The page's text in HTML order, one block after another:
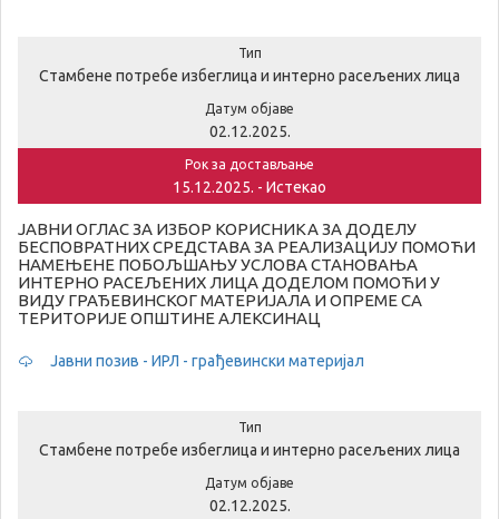
Тип
Стамбене потребе избеглица и интерно расељених лица
Датум објаве
02.12.2025.
Рок за достављање
15.12.2025. - Истекао
ЈАВНИ ОГЛАС ЗА ИЗБОР КОРИСНИКА ЗА ДОДЕЛУ
БЕСПОВРАТНИХ СРЕДСТАВА ЗА РЕАЛИЗАЦИЈУ ПОМОЋИ
НАМЕЊЕНЕ ПОБОЉШАЊУ УСЛОВА СТАНОВАЊА
ИНТЕРНО РАСЕЉЕНИХ ЛИЦА ДОДЕЛОМ ПОМОЋИ У
ВИДУ ГРАЂЕВИНСКОГ МАТЕРИЈАЛА И ОПРЕМЕ СА
ТЕРИТОРИЈЕ ОПШТИНЕ АЛЕКСИНАЦ
Јавни позив - ИРЛ - грађевински материјал
Тип
Стамбене потребе избеглица и интерно расељених лица
Датум објаве
02.12.2025.